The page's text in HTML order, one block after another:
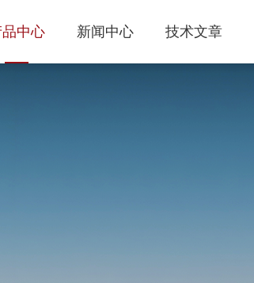
品中心 新闻中心 技术文章